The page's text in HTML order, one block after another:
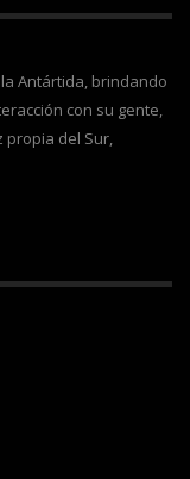
Antártida, brindando
con su gente,
propia del Sur,